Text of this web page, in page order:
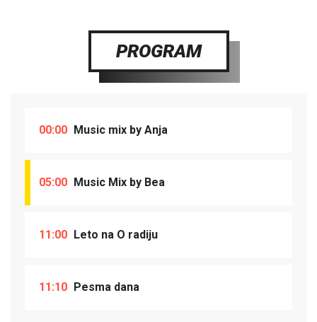
PROGRAM
00:00 Music mix by Anja
05:00 Music Mix by Bea
11:00 Leto na O radiju
11:10 Pesma dana